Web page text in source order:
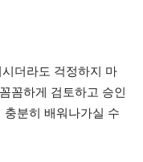
더라도 걱정하지 마
꼼하게 검토하고 승인
분히 배워나가실 수